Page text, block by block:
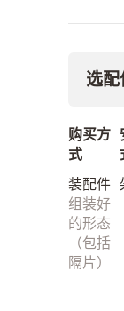
选
购买方
式
装配件
组装好
的形态
（包括
隔片）